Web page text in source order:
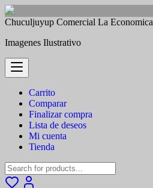
Saltar
contenido
Chuculjuyup Comercial La Economica
Imagenes Ilustrativo
Carrito
Comparar
Finalizar compra
Lista de deseos
Mi cuenta
Tienda